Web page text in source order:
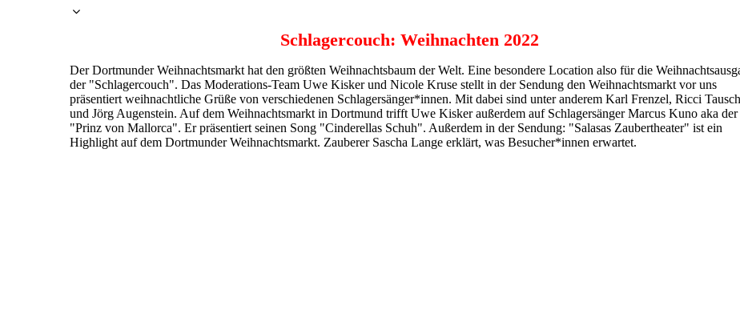
Schlagercouch: Weihnachten 2022
Der Dortmunder Weihnachtsmarkt hat den größten Weihnachtsbaum der Welt. Eine besondere Location also für die
der "Schlagercouch". Das Moderations-Team Uwe Kisker und Nicole Kruse stellt in der Sendung den Weihnachtsmarkt vor uns
präsentiert weihnachtliche Grüße von verschiedenen Schlagersänger*innen. Mit dabei sind unter anderem Karl Frenzel, Ricci
und Jörg Augenstein. Auf dem Weihnachtsmarkt in Dortmund trifft Uwe Kisker außerdem auf Schlagersänger Marcus Kuno aka der
"Prinz von Mallorca". Er präsentiert seinen Song "Cinderellas Schuh". Außerdem in der Sendung: "Salasas Zaubertheater" ist ein
Highlight auf dem Dortmunder Weihnachtsmarkt. Zauberer Sascha Lange erklärt, was Besucher*innen erwartet.